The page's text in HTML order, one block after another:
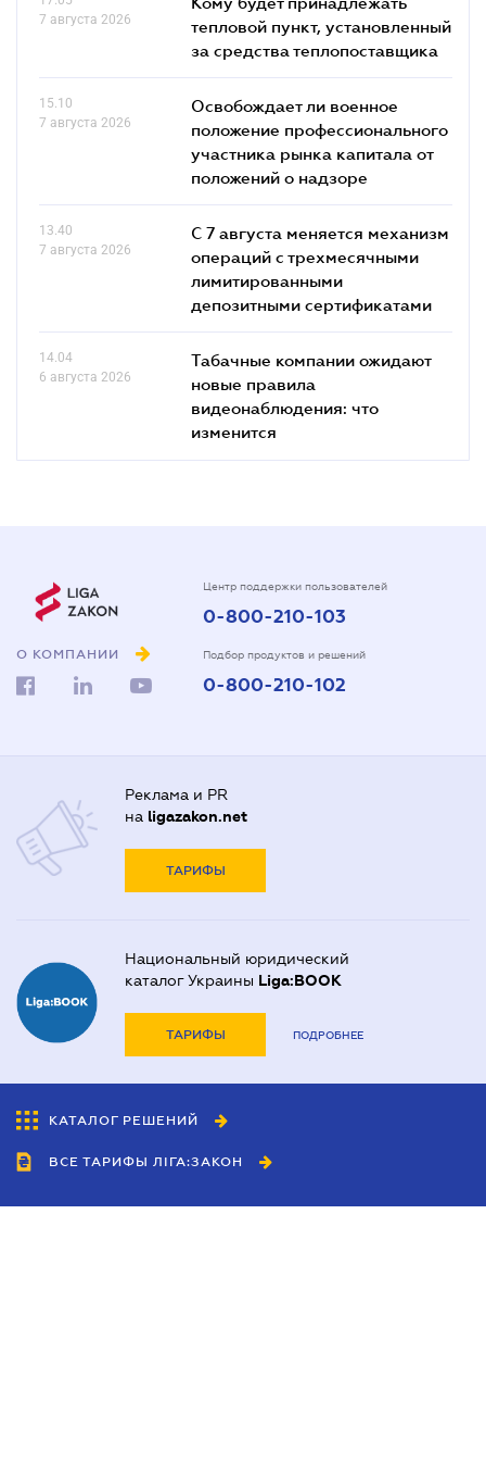
7 августа 2026
тепловой пункт, установленный
за средства теплопоставщика
15.10
7 августа 2026
Освобождает ли военное
положение профессионального
участника рынка капитала от
положений о надзоре
13.40
7 августа 2026
С 7 августа меняется механизм
операций с трехмесячными
лимитированными
депозитными сертификатами
14.04
6 августа 2026
Табачные компании ожидают
новые правила
видеонаблюдения: что
изменится
О КОМПАНИИ
Центр поддержки пользователей
0-800-210-103
Подбор продуктов и решений
0-800-210-102
Реклама и PR
на ligazakon.net
ТАРИФЫ
Национальный юридический
каталог Украины Liga:BOOK
ТАРИФЫ ПОДРОБНЕЕ
КАТАЛОГ РЕШЕНИЙ
ВСЕ ТАРИФЫ ЛІГА:ЗАКОН